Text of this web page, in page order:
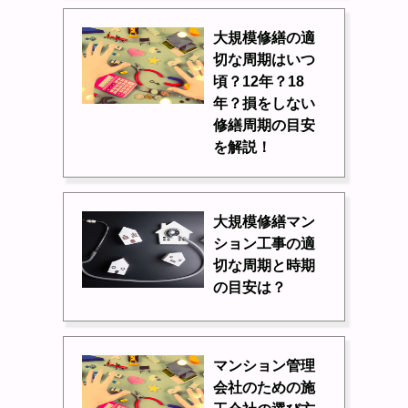
大規模修繕の適
切な周期はいつ
頃？12年？18
年？損をしない
修繕周期の目安
を解説！
大規模修繕マン
ション工事の適
切な周期と時期
の目安は？
マンション管理
会社のための施